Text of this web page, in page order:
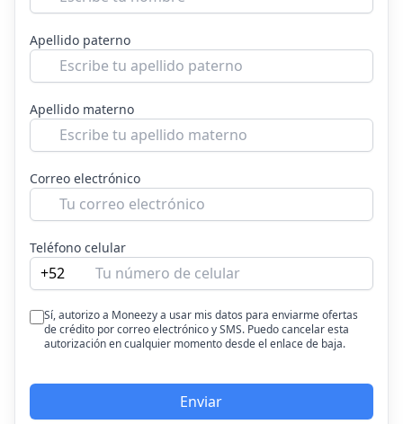
Apellido paterno
Apellido materno
Correo electrónico
Teléfono celular
+52
Sí, autorizo a Moneezy a usar mis datos para enviarme ofertas
de crédito por correo electrónico y SMS. Puedo cancelar esta
autorización en cualquier momento desde el enlace de baja.
Enviar